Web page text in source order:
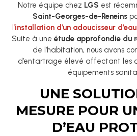
Notre équipe chez LGS est
Saint-Georges-de-Reneins
l’installation d’un adoucisseur
Suite à une étude approfondie du
de l’habitation, nous avons
d’entartrage élevé affectant les
équipements
UNE
MESURE POUR
D’EAU